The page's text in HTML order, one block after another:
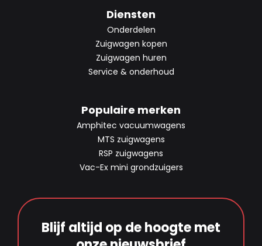
Diensten
Onderdelen
Zuigwagen kopen
Zuigwagen huren
Service & onderhoud
Populaire merken
Amphitec vacuumwagens
MTS zuigwagens
RSP zuigwagens
Vac-Ex mini grondzuigers
Blijf altijd op de hoogte met